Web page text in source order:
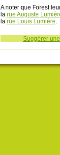
A noter que Forest
la rue Auguste
la rue Louis Lumière.
Suggérer